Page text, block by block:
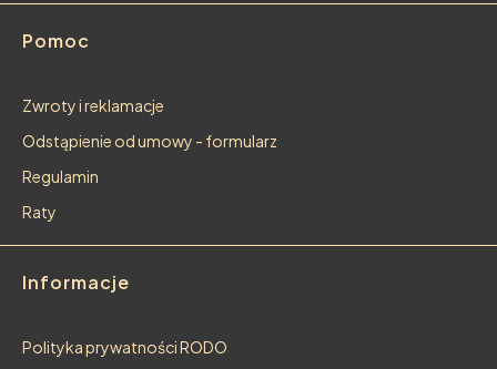
Pomoc
Zwroty i reklamacje
Odstąpienie od umowy - formularz
Regulamin
Raty
Informacje
Polityka prywatności RODO